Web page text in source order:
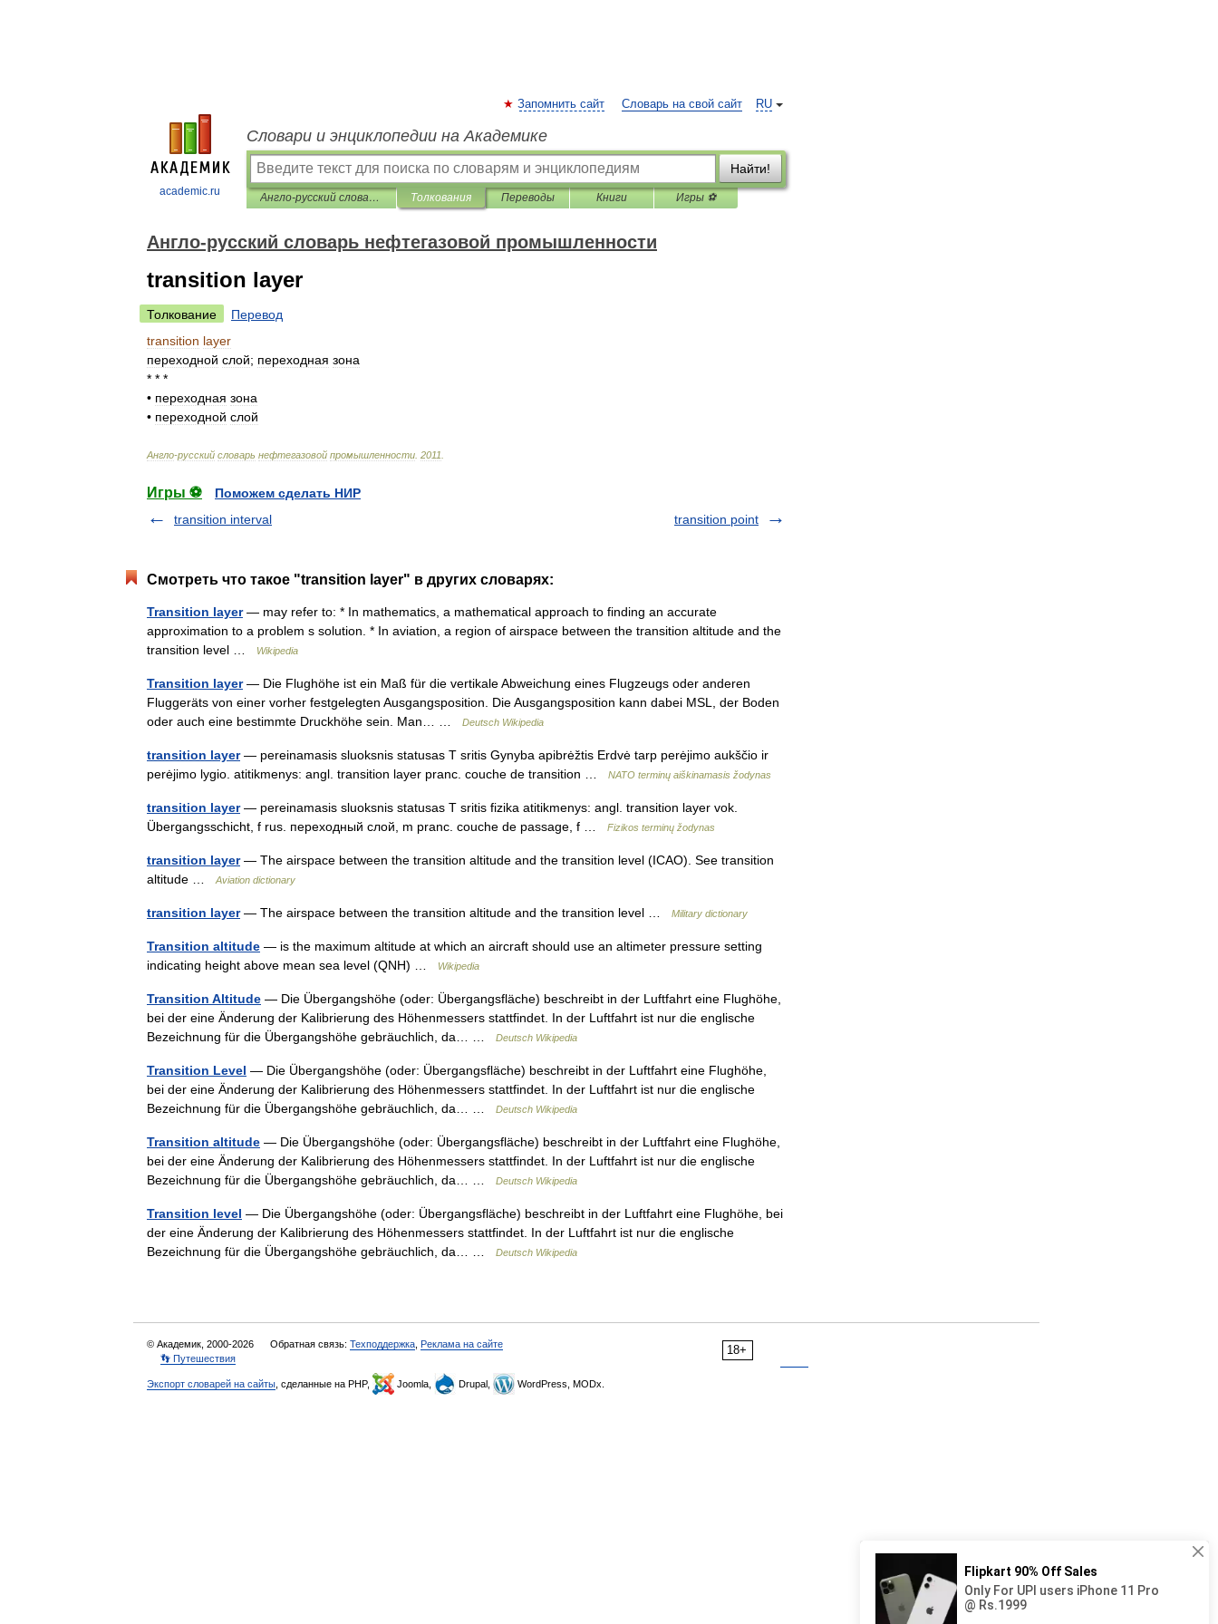
academic.ru
RU
Запомнить сайт Словарь на свой сайт
Словари и энциклопедии на Академике
Найти!
Англо-русский словарь нефтегазовой промышленности Толкования Переводы Книги Игры ⚽
Англо-русский словарь нефтегазовой промышленности
transition layer
Толкование
Перевод
transition layer
переходной слой; переходная зона
* * *
• переходная зона
• переходной слой
Англо-русский словарь нефтегазовой промышленности 2011
Игры ⚽
Поможем сделать НИР
transition interval
transition point
Смотреть что такое "transition layer" в других словарях:
Transition layer— may refer to: * In mathematics, a mathematical approach to finding an accurate
approximation to a problem s solution. * In aviation, a region of airspace between the transition altitude and the
transition level …
Wikipedia
Transition layer— Die Flughöhe ist ein Maß für die vertikale Abweichung eines Flugzeugs oder anderen
Fluggeräts von einer vorher festgelegten Ausgangsposition. Die Ausgangsposition kann dabei MSL, der Boden
oder auch eine bestimmte Druckhöhe sein. Man… …
Deutsch Wikipedia
transition layer— pereinamasis sluoksnis statusas T sritis Gynyba apibrėžtis Erdvė tarp perėjimo aukščio ir
perėjimo lygio. atitikmenys: angl. transition layer pranc. couche de transition …
NATO terminų aiškinamasis žodynas
transition layer— pereinamasis sluoksnis statusas T sritis fizika atitikmenys: angl. transition layer vok.
Übergangsschicht, f rus. переходный слой, m pranc. couche de passage, f …
Fizikos terminų žodynas
transition layer— The airspace between the transition altitude and the transition level (ICAO). See transition
altitude …
Aviation dictionary
transition layer— The airspace between the transition altitude and the transition level … Military dictionary
Transition altitude — is the maximum altitude at which an aircraft should use an altimeter pressure setting
indicating height above mean sea level (QNH) …
Wikipedia
Transition Altitude — Die Übergangshöhe (oder: Übergangsfläche) beschreibt in der Luftfahrt eine Flughöhe,
bei der eine Änderung der Kalibrierung des Höhenmessers stattfindet. In der Luftfahrt ist nur die englische
Bezeichnung für die Übergangshöhe gebräuchlich, da… …
Deutsch Wikipedia
Transition Level — Die Übergangshöhe (oder: Übergangsfläche) beschreibt in der Luftfahrt eine Flughöhe,
bei der eine Änderung der Kalibrierung des Höhenmessers stattfindet. In der Luftfahrt ist nur die englische
Bezeichnung für die Übergangshöhe gebräuchlich, da… …
Deutsch Wikipedia
Transition altitude — Die Übergangshöhe (oder: Übergangsfläche) beschreibt in der Luftfahrt eine Flughöhe,
bei der eine Änderung der Kalibrierung des Höhenmessers stattfindet. In der Luftfahrt ist nur die englische
Bezeichnung für die Übergangshöhe gebräuchlich, da… …
Deutsch Wikipedia
Transition level — Die Übergangshöhe (oder: Übergangsfläche) beschreibt in der Luftfahrt eine Flughöhe, bei
der eine Änderung der Kalibrierung des Höhenmessers stattfindet. In der Luftfahrt ist nur die englische
Bezeichnung für die Übergangshöhe gebräuchlich, da… …
Deutsch Wikipedia
18+
© Академик, 2000-2026 Обратная связь: Техподдержка Реклама на сайте
👣 Путешествия
Экспорт словарей на сайты , сделанные на PHP, Joomla, Drupal, WordPress, MODx.